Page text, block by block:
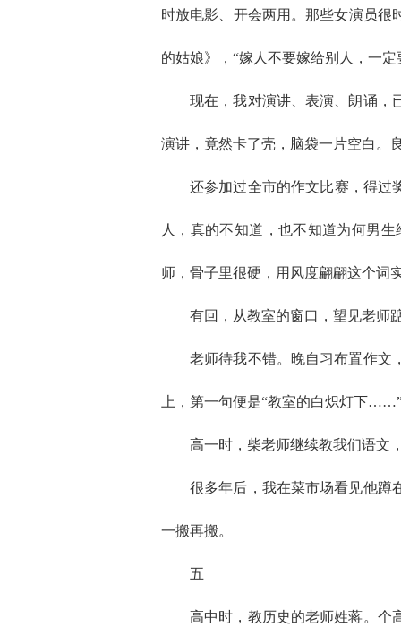
时放电影、开会两用。那些女演员很
的姑娘》，“嫁人不要嫁给别人，一
现在，我对演讲、表演、朗诵，
演讲，竟然卡了壳，脑袋一片空白。
还参加过全市的作文比赛，得过
人，真的不知道，也不知道为何男
师，骨子里很硬，用风度翩翩这个词
有回，从教室的窗口，望见老师
老师待我不错。晚自习布置作文
上，第一句便是“教室的白炽灯下
高一时，柴老师继续教我们语文
很多年后，我在菜市场看见他蹲
一搬再搬。
五
高中时，教历史的老师姓蒋。个